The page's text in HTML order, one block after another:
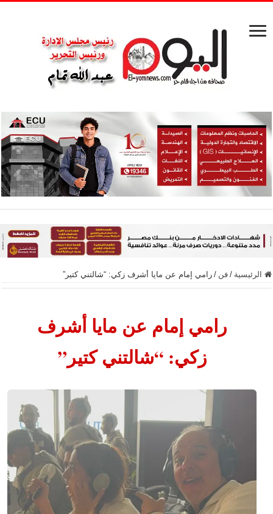
الرئيسية / فن / رامي إمام عن مايا أشرف زكي: “شالتني كتير”
رامي إمام عن مايا أشرف
زكي: “شالتني كتير”